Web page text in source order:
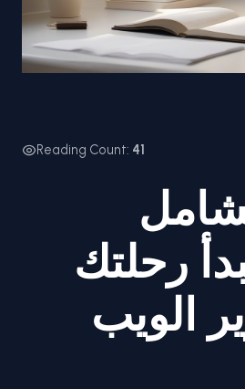
Reading Count: 41
رحلتك
الويب